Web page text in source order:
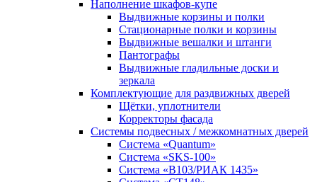
Наполнение шкафов-купе
Выдвижные корзины и полки
Стационарные полки и корзины
Выдвижные вешалки и штанги
Пантографы
Выдвижные гладильные доски и
зеркала
Комплектующие для раздвижных дверей
Щётки, уплотнители
Корректоры фасада
Системы подвесных / межкомнатных дверей
Система «Quantum»
Система «SKS-100»
Система «B103/РИАК 1435»